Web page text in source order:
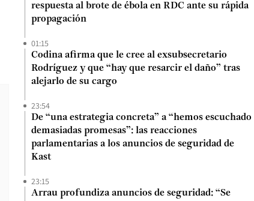
respuesta al brote de ébola en RDC ante su rápida
propagación
01:15
Codina afirma que le cree al exsubsecretario
Rodríguez y que “hay que resarcir el daño” tras
alejarlo de su cargo
23:54
De “una estrategia concreta” a “hemos escuchado
demasiadas promesas”: las reacciones
parlamentarias a los anuncios de seguridad de
Kast
23:15
Arrau profundiza anuncios de seguridad: “Se